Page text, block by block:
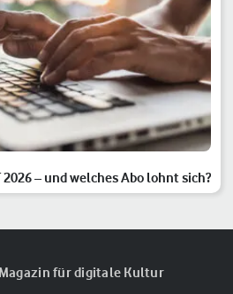
– und welches Abo lohnt sich?
für digitale Kultur